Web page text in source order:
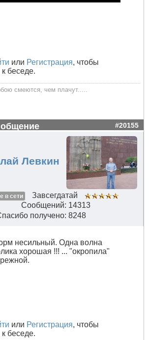
или Регистрация, чтобы
беседе.
смеются, чем плачут.....
#20155
Левкин
в сети
Завсегдатай
Сообщений: 14313
получено: 8248
несильный. Одна волна
хорошая !!! ... "окропила"
или Регистрация, чтобы
беседе.